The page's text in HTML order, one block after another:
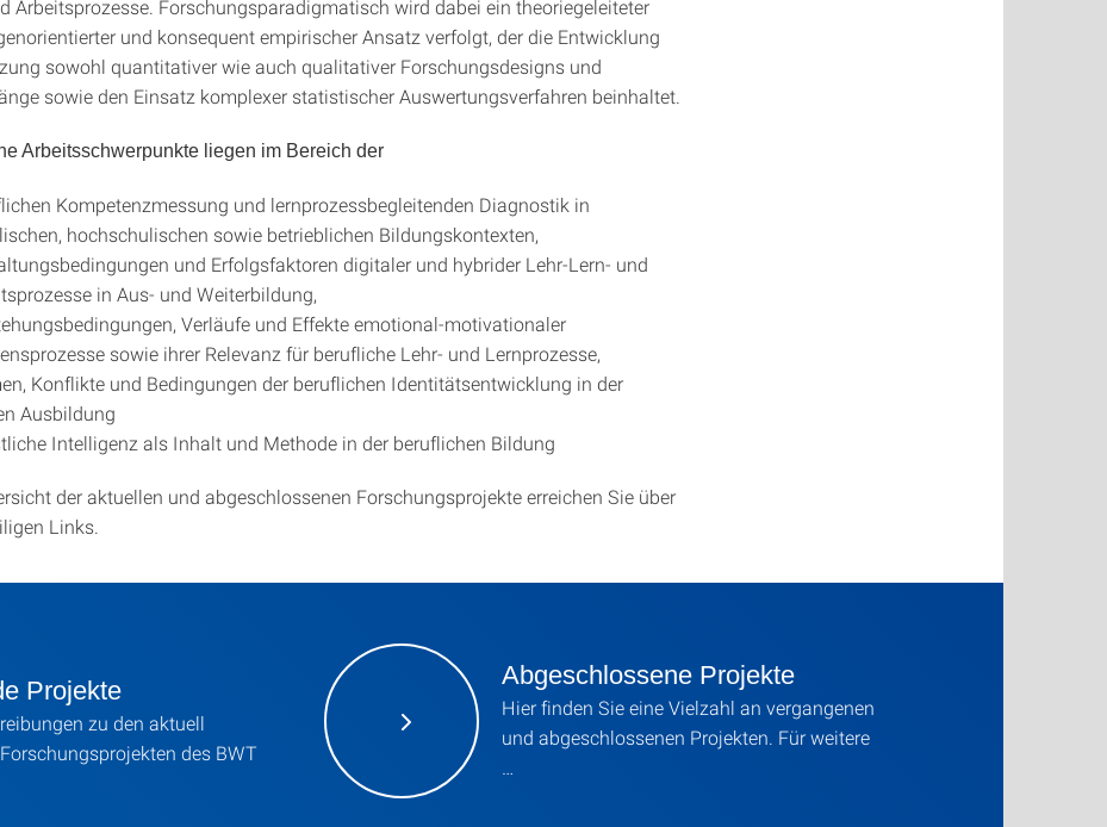
Arbeitsprozesse. Forschungsparadigmatisch wird dabei ein theoriegeleiteter
und konsequent empirischer Ansatz verfolgt, der die Entwicklung
sowohl quantitativer wie auch qualitativer Forschungsdesigns und
sowie den Einsatz komplexer statistischer Auswertungsverfahren beinhaltet.
Arbeitsschwerpunkte liegen im Bereich der
Kompetenzmessung und lernprozessbegleitenden Diagnostik in
hochschulischen sowie betrieblichen Bildungskontexten,
und Erfolgsfaktoren digitaler und hybrider Lehr-Lern- und
in Aus- und Weiterbildung,
Verläufe und Effekte emotional-motivationaler
sowie ihrer Relevanz für berufliche Lehr- und Lernprozesse,
Konflikte und Bedingungen der beruflichen Identitätsentwicklung in der
Ausbildung
Intelligenz als Inhalt und Methode in der beruflichen Bildung
der aktuellen und abgeschlossenen Forschungsprojekte erreichen Sie über
Links.
Projekte
zu den aktuell
des BWT
Abgeschlossene Projekte
Hier finden Sie eine Vielzahl an vergangenen
und abgeschlossenen Projekten. Für weitere
…